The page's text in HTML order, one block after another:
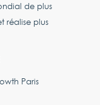
de plus
réalise plus
Paris